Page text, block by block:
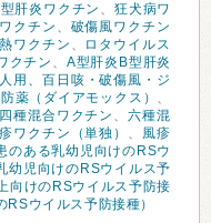
型肝炎ワクチン 、 狂犬病ワ
クチン 、 破傷風ワクチン
ワクチン 、
ロタウイルス
クチン 、 A型肝炎B型肝炎
用、百日咳・破傷風・ジ
薬（ダイアモックス） 、
四種混合ワクチン 、六種混
ワクチン（単独） 、 風疹
のある乳幼児向けのRSウ
幼児向けのRSウイルス予
向けのRSウイルス予防接
ウイルス予防接種）